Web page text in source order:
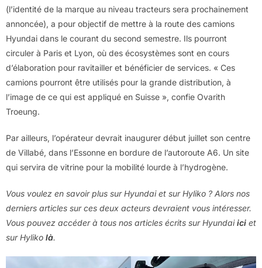
(l’identité de la marque au niveau tracteurs sera prochainement
annoncée), a pour objectif de mettre à la route des camions
Hyundai dans le courant du second semestre. Ils pourront
circuler à Paris et Lyon, où des écosystèmes sont en cours
d’élaboration pour ravitailler et bénéficier de services. « Ces
camions pourront être utilisés pour la grande distribution, à
l’image de ce qui est appliqué en Suisse », confie Ovarith
Troeung.
Par ailleurs, l’opérateur devrait inaugurer début juillet son centre
de Villabé, dans l’Essonne en bordure de l’autoroute A6. Un site
qui servira de vitrine pour la mobilité lourde à l’hydrogène.
Vous voulez en savoir plus sur Hyundai et sur Hyliko ? Alors nos
derniers articles sur ces deux acteurs devraient vous intéresser.
Vous pouvez accéder à tous nos articles écrits sur Hyundaiici et
sur Hyliko là.